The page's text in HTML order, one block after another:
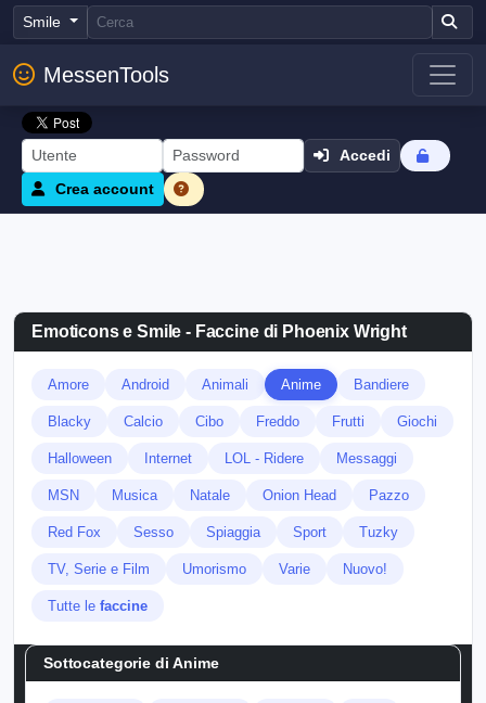
Smile
MessenTools
Accedi
Crea account
Emoticons e Smile - Faccine di Phoenix Wright
Amore Android Animali Anime Bandiere
Blacky Calcio Cibo Freddo Frutti Giochi
Halloween Internet LOL - Ridere Messaggi
MSN Musica Natale Onion Head Pazzo
Red Fox Sesso Spiaggia Sport Tuzky
TV, Serie e Film Umorismo Varie Nuovo!
Tutte le faccine
Sottocategorie diAnime